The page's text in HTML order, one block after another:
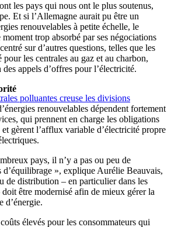
les pays qui nous ont le plus soutenus,
Et si l’Allemagne aurait pu être un
renouvelables à petite échelle, le
trop absorbé par ses négociations
sur d’autres questions, telles que les
pour les centrales au gaz et au charbon,
appels d’offres pour l’électricité.
polluantes creuse les divisions
renouvelables dépendent fortement
qui prennent en charge les obligations
gèrent l’afflux variable d’électricité propre
pays, il n’y a pas ou peu de
d’équilibrage », explique Aurélie Beauvais,
de distribution – en particulier dans les
être modernisé afin de mieux gérer la
d’énergie.
élevés pour les consommateurs qui